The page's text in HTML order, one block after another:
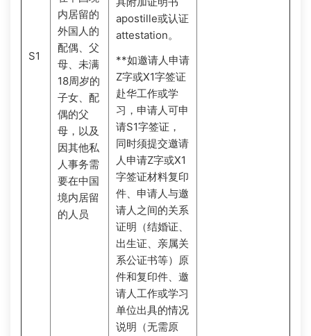
S1
内居留的
外国人的
配偶、父
母、未满
18周岁的
子女、配
偶的父
母，以及
因其他私
人事务需
要在中国
境内居留
的人员
apostille或认证
attestation。
**如邀请人申请
Z字或X1字签证
赴华工作或学
习，申请人可申
请S1字签证，
同时须提交邀请
人申请Z字或X1
字签证材料复印
件、申请人与邀
请人之间的关系
证明（结婚证、
出生证、亲属关
系公证书等）原
件和复印件、邀
请人工作或学习
单位出具的情况
说明（无需原